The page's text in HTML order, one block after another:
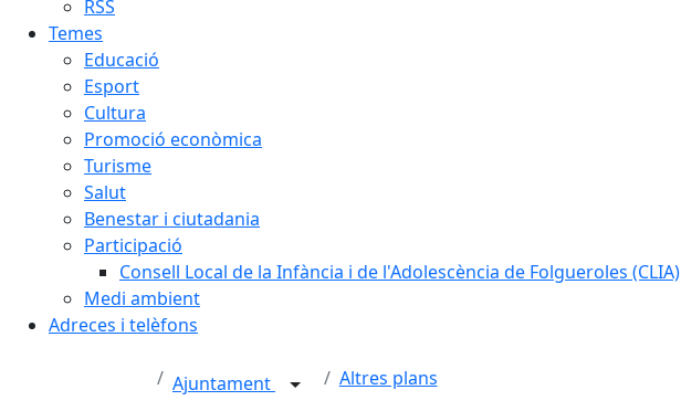
RSS
Temes
Educació
Esport
Cultura
Promoció econòmica
Turisme
Salut
Benestar i ciutadania
Participació
Consell Local de la Infància i de l'Adolescència de Folgueroles (CLIA)
Medi ambient
Adreces i telèfons
Ajuntament Altres plans